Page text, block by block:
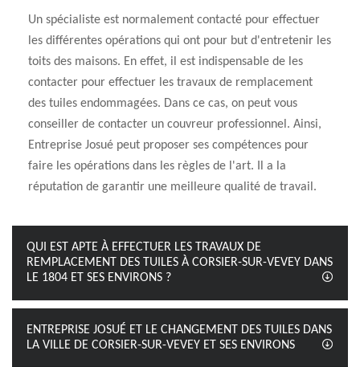
Un spécialiste est normalement contacté pour effectuer
les différentes opérations qui ont pour but d'entretenir les
toits des maisons. En effet, il est indispensable de les
contacter pour effectuer les travaux de remplacement
des tuiles endommagées. Dans ce cas, on peut vous
conseiller de contacter un couvreur professionnel. Ainsi,
Entreprise Josué peut proposer ses compétences pour
faire les opérations dans les règles de l'art. Il a la
réputation de garantir une meilleure qualité de travail.
QUI EST APTE À EFFECTUER LES TRAVAUX DE
REMPLACEMENT DES TUILES À CORSIER-SUR-VEVEY DANS
LE 1804 ET SES ENVIRONS ?
ENTREPRISE JOSUÉ ET LE CHANGEMENT DES TUILES DANS
LA VILLE DE CORSIER-SUR-VEVEY ET SES ENVIRONS